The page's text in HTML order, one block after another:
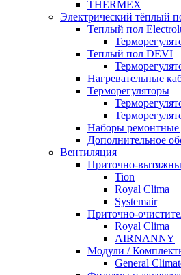
THERMEX
Электрический тёплый
Теплый пол
Теплый пол DEVI
Нагревательные
Терморегуляторы
Наборы ремонтные
Дополнительное
Вентиляция
Приточно-
Tion
Royal Clima
Systemair
Приточно-
Royal Clima
AIRNANNY
Модули /
General